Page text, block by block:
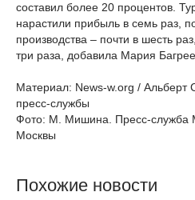
составил более 20 процентов.
нарастили прибыль в семь раз,
производства – почти в шесть
три раза, добавила Мария
Материал: News-w.org /
пресс-службы
Фото: М. Мишина. Пресс-служба
Москвы
Похожие новости